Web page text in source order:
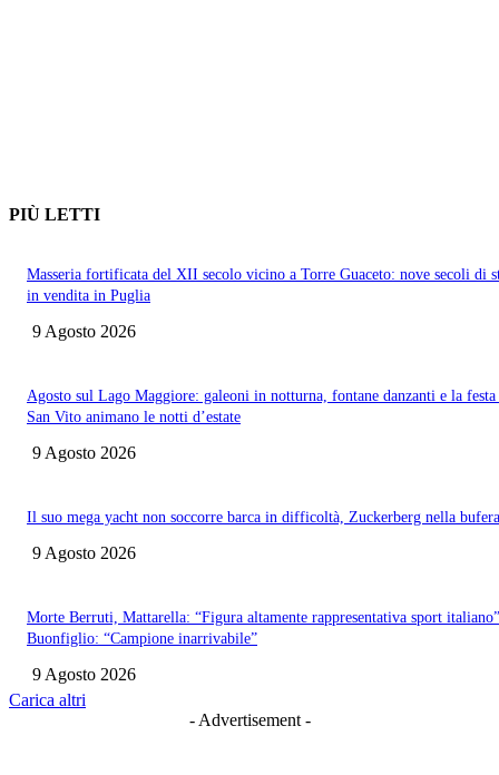
PIÙ LETTI
Masseria fortificata del XII secolo vicino a Torre Guaceto: nove secoli di
in vendita in Puglia
9 Agosto 2026
Agosto sul Lago Maggiore: galeoni in notturna, fontane danzanti e la
San Vito animano le notti d’estate
9 Agosto 2026
Il suo mega yacht non soccorre barca in difficoltà, Zuckerberg nella bufera
9 Agosto 2026
Morte Berruti, Mattarella: “Figura altamente rappresentativa sport
Buonfiglio: “Campione inarrivabile”
9 Agosto 2026
Carica altri
- Advertisement -